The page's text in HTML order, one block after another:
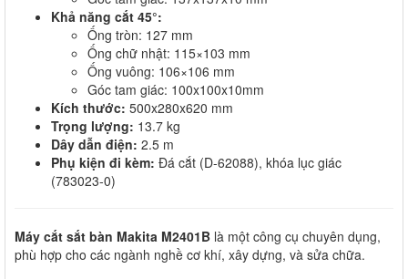
Khả năng cắt 45°:
Ống tròn: 127 mm
Ống chữ nhật: 115×103 mm
Ống vuông: 106×106 mm
Góc tam giác: 100x100x10mm
Kích thước: 500x280x620 mm
Trọng lượng: 13.7 kg
Dây dẫn điện: 2.5 m
Phụ kiện đi kèm: Đá cắt (D-62088), khóa lục giác
(783023-0)
Máy cắt sắt bàn Makita M2401B là một công cụ chuyên dụng,
phù hợp cho các ngành nghề cơ khí, xây dựng, và sửa chữa.